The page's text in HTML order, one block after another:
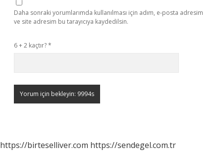
Daha sonraki yorumlarımda kullanılması için adım, e-posta adresim
ve site adresim bu tarayıcıya kaydedilsin.
6 + 2 kaçtır?*
https://birteselliver.com https://sendegel.com.tr